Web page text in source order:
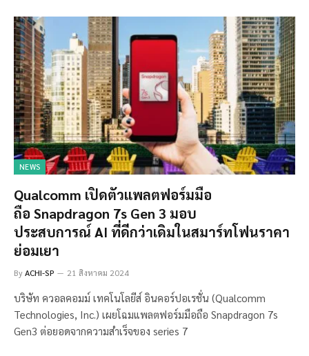
NEWS
Qualcomm เปิดตัวแพลตฟอร์มมือ
ถือ Snapdragon 7s Gen 3 มอบ
ประสบการณ์ AI ที่ดีกว่าเดิมในสมาร์ทโฟนราคา
ย่อมเยา
ByACHI-SP 21 สิงหาคม 2024
บริษัท ควอลคอมม์ เทคโนโลยีส์ อินคอร์ปอเรชั่น (Qualcomm
Technologies, Inc.) เผยโฉมแพลตฟอร์มมือถือ Snapdragon 7s
Gen3 ต่อยอดจากความสำเร็จของ series 7